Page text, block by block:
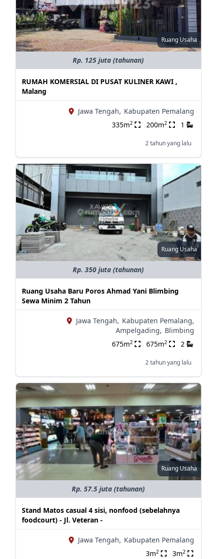
Ruang Usaha
Rp. 125 juta (tahunan)
RUMAH KOMERSIAL DI PUSAT KULINER KAWI ,
Malang
Jawa Tengah, Kabupaten Pemalang
335m2 200m2 1
2 tahun yang lalu
Ruang Usaha
Rp. 350 juta (tahunan)
Ruang Usaha Baru Poros Ahmad Yani Blimbing
Sewa Minim 2 Tahun
Jawa Tengah, Kabupaten Pemalang,
Ampelgading, Blimbing
675m2 675m2 2
2 tahun yang lalu
Ruang Usaha
Rp. 57.5 juta (tahunan)
Stand Matos casual 4 sisi, nonfood (sebelahnya
foodcourt) - Jl. Veteran -
Jawa Tengah, Kabupaten Pemalang
3m2 3m2